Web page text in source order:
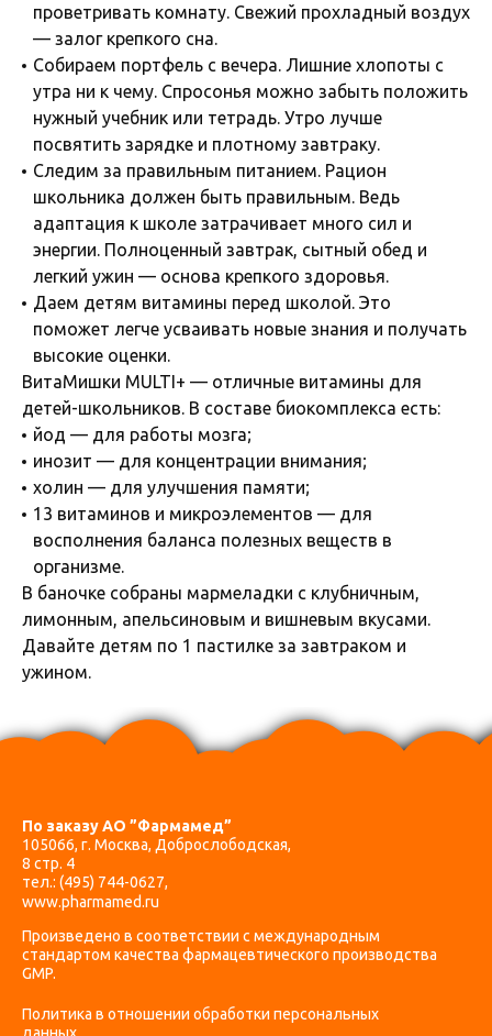
проветривать комнату. Свежий прохладный воздух
— залог крепкого сна.
Собираем портфель с вечера. Лишние хлопоты с
утра ни к чему. Спросонья можно забыть положить
нужный учебник или тетрадь. Утро лучше
посвятить зарядке и плотному завтраку.
Следим за правильным питанием. Рацион
школьника должен быть правильным. Ведь
адаптация к школе затрачивает много сил и
энергии. Полноценный завтрак, сытный обед и
легкий ужин — основа крепкого здоровья.
Даем детям витамины перед школой. Это
поможет легче усваивать новые знания и получать
высокие оценки.
ВитаМишки MULTI+ — отличные витамины для
детей-школьников. В составе биокомплекса есть:
йод — для работы мозга;
инозит — для концентрации внимания;
холин — для улучшения памяти;
13 витаминов и микроэлементов — для
восполнения баланса полезных веществ в
организме.
В баночке собраны мармеладки с клубничным,
лимонным, апельсиновым и вишневым вкусами.
Давайте детям по 1 пастилке за завтраком и
ужином.
По заказу АО ”Фармамед”
105066, г. Москва, Доброслободская,
8 стр. 4
тел.: (495) 744-0627,
www.pharmamed.ru
Произведено в соответствии с международным
стандартом качества фармацевтического производства
GMP.
Политика в отношении обработки персональных
данных